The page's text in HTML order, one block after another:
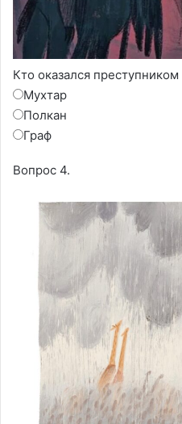
Кто оказался
Мухтар
Полкан
Граф
Вопрос 4.